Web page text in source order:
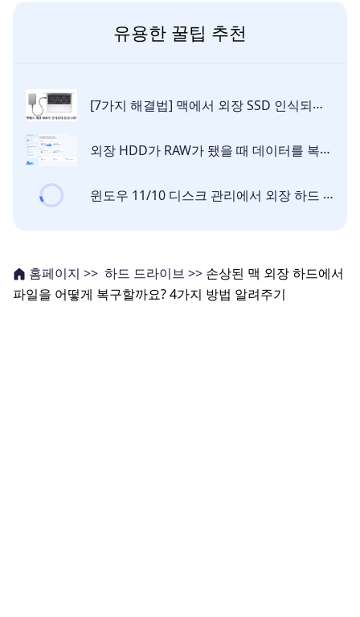
유용한 꿀팁 추천
[7가지 해결법] 맥에서 외장 SSD 인식되지 않습니까? 이 글을 읽어 보십시오!
외장 HDD가 RAW가 됐을 때 데이터를 복구하는 방법
윈도우 11/10 디스크 관리에서 외장 하드 인식 불가 문제를 해결하는 방법 정리
홈페이지 >> 하드 드라이브 >> 손상된 맥 외장 하드에서
파일을 어떻게 복구할까요? 4가지 방법 알려주기